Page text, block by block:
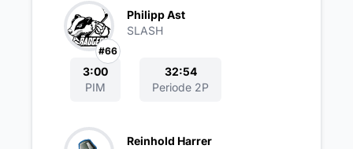
#66
Philipp Ast
SLASH
3:00
PIM
32:54
Periode 2P
Reinhold Harrer